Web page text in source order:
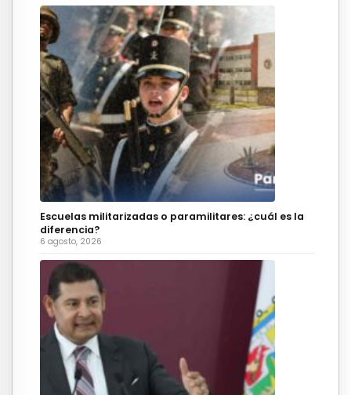
Escuelas militarizadas o paramilitares: ¿cuál es la
diferencia?
6 agosto, 2026